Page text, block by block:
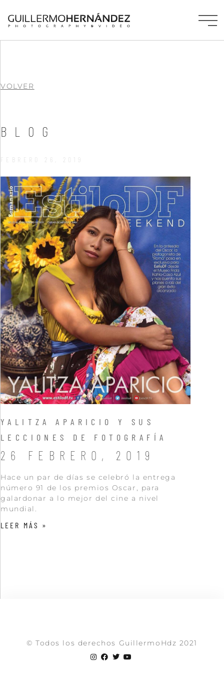
VOLVER
BLOG
FEBRERO 26, 2019
YALITZA APARICIO Y SUS
LECCIONES DE FOTOGRAFÍA
26 FEBRERO, 2019
Hace un par de días se celebró la entrega
número 91 de los premios Oscar, para
galardonar a lo mejor del cine a nivel
mundial.
LEER MÁS »
© Todos los derechos GuillermoHdz 2021